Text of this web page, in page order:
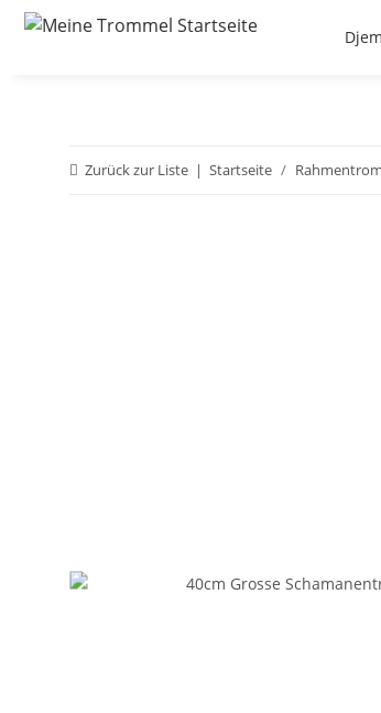
Zurück zur Liste Startseite